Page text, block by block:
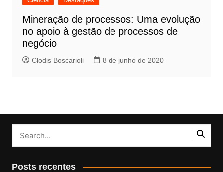
Mineração de processos: Uma evolução
no apoio à gestão de processos de
negócio
Clodis Boscarioli 8 de junho de 2020
Posts recentes